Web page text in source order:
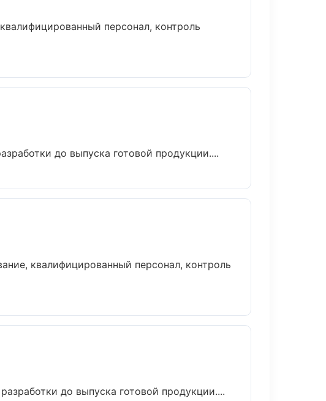
персонал, контроль
до выпуска готовой продукции....
квалифицированный персонал, контроль
до выпуска готовой продукции....